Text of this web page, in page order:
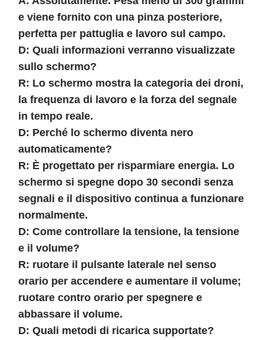
e viene fornito con una pinza posteriore,
perfetta per pattuglia e lavoro sul campo.
D: Quali informazioni verranno visualizzate
sullo schermo?
R: Lo schermo mostra la categoria dei droni,
la frequenza di lavoro e la forza del segnale
in tempo reale.
D: Perché lo schermo diventa nero
automaticamente?
R: È progettato per risparmiare energia. Lo
schermo si spegne dopo 30 secondi senza
segnali e il dispositivo continua a funzionare
normalmente.
D: Come controllare la tensione, la tensione
e il volume?
R: ruotare il pulsante laterale nel senso
orario per accendere e aumentare il volume;
ruotare contro orario per spegnere e
abbassare il volume.
D: Quali metodi di ricarica supportate?